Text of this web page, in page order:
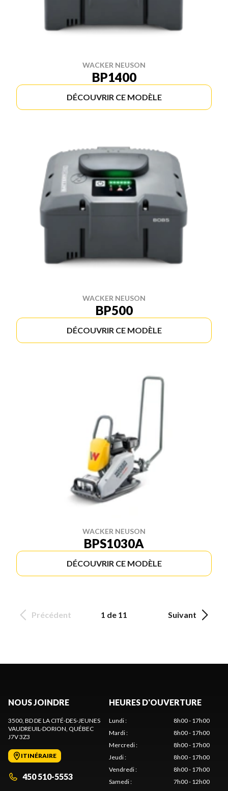
WACKER NEUSON
BP1400
DÉCOUVRIR CE MODÈLE
WACKER NEUSON
BP500
DÉCOUVRIR CE MODÈLE
WACKER NEUSON
BPS1030A
DÉCOUVRIR CE MODÈLE
Précédent 1 de 11 Suivant
NOUS JOINDRE
3500, BD DE LA CITÉ-DES-JEUNES
VAUDREUIL-DORION, QUÉBEC
J7V 3Z3
ITINÉRAIRE
450 510-5553
HEURES D'OUVERTURE
Lundi:
8h00 - 17h00
Mardi:
8h00 - 17h00
Mercredi:
8h00 - 17h00
Jeudi:
8h00 - 17h00
Vendredi:
8h00 - 17h00
Samedi:
7h00 - 12h00